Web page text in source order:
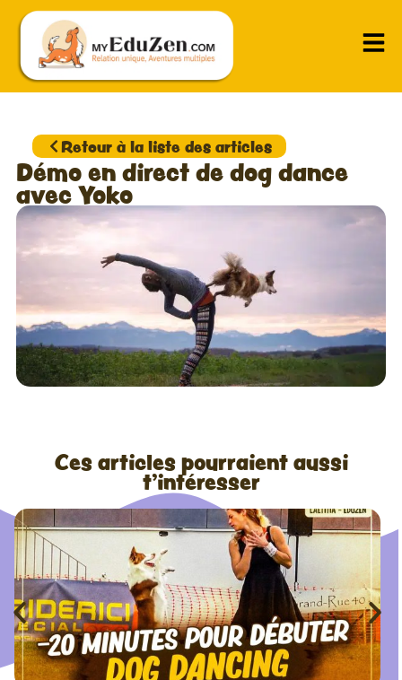
Retour à la liste des articles
Démo en direct de dog dance
avec Yoko
Ces articles pourraient aussi
t'intéresser